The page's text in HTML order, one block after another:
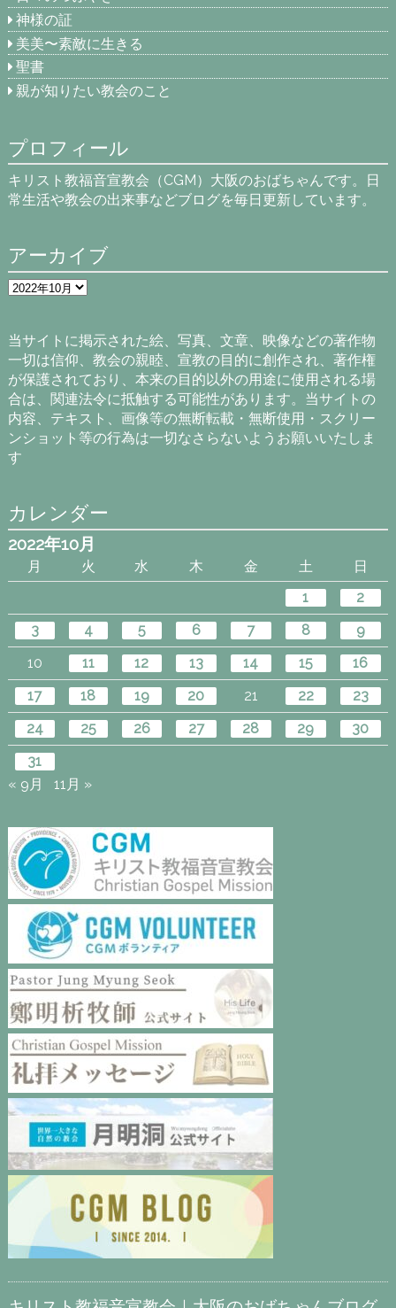
神様の証
美美〜素敵に生きる
聖書
親が知りたい教会のこと
プロフィール
キリスト教福音宣教会（CGM）大阪のおばちゃんです。日
常生活や教会の出来事などブログを毎日更新しています。
アーカイブ
ア
ー
ブ
当サイトに掲示された絵、写真、文章、映像などの著作物
一切は信仰、教会の親睦、宣教の目的に創作され、著作権
が保護されており、本来の目的以外の用途に使用される場
合は、関連法令に抵触する可能性があります。当サイトの
内容、テキスト、画像等の無断転載・無断使用・スクリー
ンショット等の行為は一切なさらないようお願いいたしま
す
カレンダー
2022年10月
月 火 水 木 金 土
日
1
2
3
4 5 6 7 8
9
10
11 12 13 14 15
16
17
18 19 20 21 22
23
24
25 26 27 28 29
30
31
« 9月
11月 »